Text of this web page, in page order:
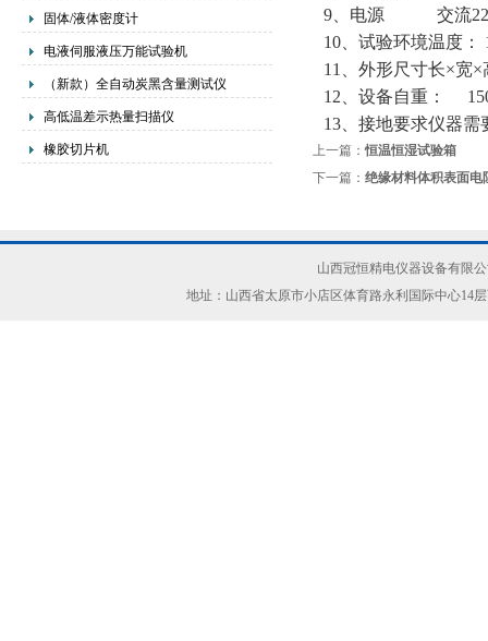
固体/液体密度计
电液伺服液压万能试验机
（新款）全自动炭黑含量测试仪
高低温差示热量扫描仪
橡胶切片机
9、电源 交流
10、试验环境温度
11、外形尺寸长×宽×
12、设备自重： 1
13、接地要求仪器
上一篇：恒温恒湿试验箱
下一篇： 绝缘材料体积表面电
山西冠恒精电仪器设备有限
地址：山西省太原市小店区体育路永利国际中心14